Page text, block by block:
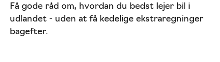
Få gode råd om, hvordan du bedst lejer bil i
udlandet - uden at få kedelige ekstraregninger
bagefter.